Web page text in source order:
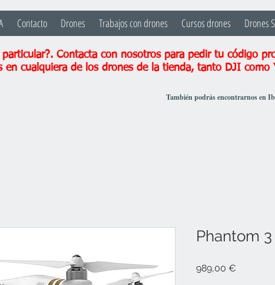
Contacto Drones Trabajos con drones Cursos drones Drones
Contacta con nosotros para pedir tu código
en cualquiera de los drones de la tienda, tanto DJI como
También podrás encontrarnos en
Phantom
989,00 €